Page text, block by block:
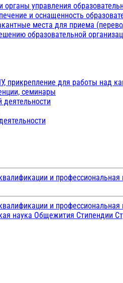
органы управления
и оснащенность
места для приема
образовательной
прикрепление для работы над
семинары
и профессиональная
и профессиональная
наука Общежития Стипендии